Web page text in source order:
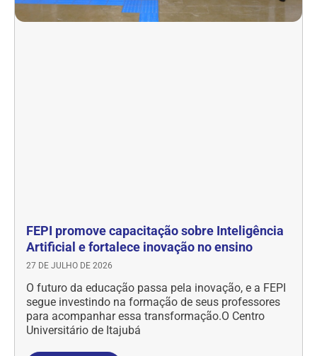
FEPI promove capacitação sobre Inteligência
Artificial e fortalece inovação no ensino
27 DE JULHO DE 2026
O futuro da educação passa pela inovação, e a FEPI
segue investindo na formação de seus professores
para acompanhar essa transformação.O Centro
Universitário de Itajubá